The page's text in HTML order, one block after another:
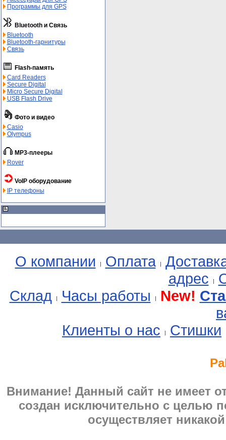
Программы для GPS
Bluetooth и Связь
Bluetooth
Bluetooth-гарнитуры
Связь
Flash-память
Card Readers
Secure Digital
Micro Secure Digital
USB Flash Drive
Фото и видео
Casio
Olympus
MP3-плееры
Rover
VoIP оборудование
IP телефоны
О компании Оплата
адрес
Склад
Часы работы New!
Клиенты о нас
Стишки
Внимание! Данный сайт не имеет
создан исключительно с целью
осуществляет